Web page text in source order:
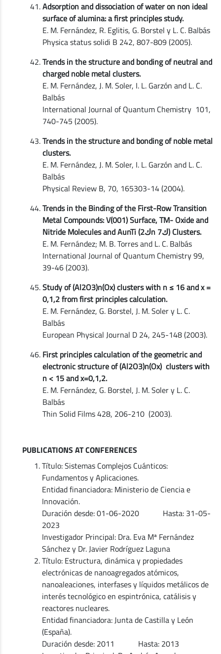
Adsorption and dissociation of water on non ideal
surface of alumina: a first principles study.
E. M. Fernández, R. Eglitis, G. Borstel y L. C. Balbás
Physica status solidi B 242, 807-809 (2005).
Trends in the structure and bonding of neutral and
charged noble metal clusters.
E. M. Fernández, J. M. Soler, I. L. Garzón and L. C.
Balbás
International Journal of Quantum Chemistry 101,
740-745 (2005).
Trends in the structure and bonding of noble metal
clusters.
E. M. Fernández, J. M. Soler, I. L. Garzón and L. C.
Balbás
Physical Review B, 70, 165303-14 (2004).
Trends in the Binding of the First-Row Transition
Metal Compounds: V(001) Surface, TM- Oxide and
Nitride Molecules and AunTi (2كn ك7) Clusters.
E. M. Fernández; M. B. Torres and L. C. Balbás
International Journal of Quantum Chemistry 99,
39-46 (2003).
Study of (Al2O3)n(Ox) clusters with n ≤ 16 and x =
0,1,2 from first principles calculation.
E. M. Fernández, G. Borstel, J. M. Soler y L. C.
Balbás
European Physical Journal D 24, 245-148 (2003).
First principles calculation of the geometric and
electronic structure of (Al2O3)n(Ox) clusters with
n < 15 and x=0,1,2.
E. M. Fernández, G. Borstel, J. M. Soler y L. C.
Balbás
Thin Solid Films 428, 206-210 (2003).
PUBLICATIONS AT CONFERENCES
Título: Sistemas Complejos Cuánticos:
Fundamentos y Aplicaciones.
Entidad financiadora: Ministerio de Ciencia e
Innovación.
Duración desde: 01-06-2020 Hasta: 31-05-
2023
Investigador Principal: Dra. Eva Mª Fernández
Sánchez y Dr. Javier Rodríguez Laguna
Título: Estructura, dinámica y propiedades
electrónicas de nanoagregados atómicos,
nanoaleaciones, interfases y líquidos metálicos de
interés tecnológico en espintrónica, catálisis y
reactores nucleares.
Entidad financiadora: Junta de Castilla y León
(España).
Duración desde: 2011 Hasta: 2013